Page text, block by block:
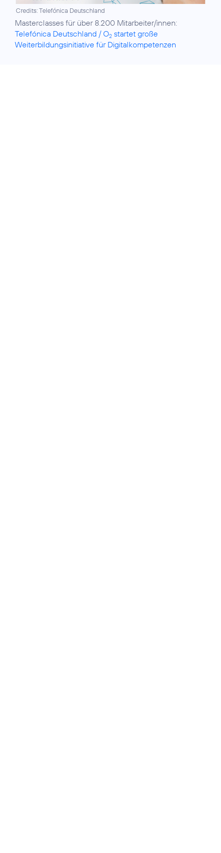
Credits: Telefónica Deutschland
Masterclasses für über 8.200 Mitarbeiter/innen:
Telefónica Deutschland / O2 startet große
Weiterbildungsinitiative für Digitalkompetenzen